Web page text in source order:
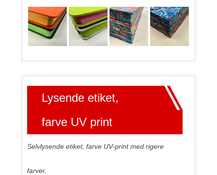
Lysende etiket,
farve UV print
Selvlysende etiket, farve UV-print med rigere
farver.